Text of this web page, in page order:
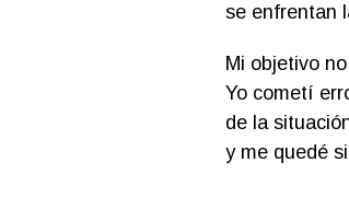
se enfrentan
Mi objetivo
Yo cometí
de la
y me quedé